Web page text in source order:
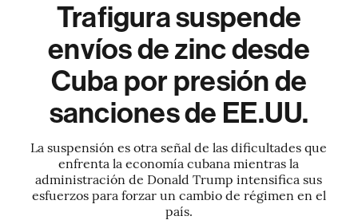
Trafigura suspende
envíos de zinc desde
Cuba por presión de
sanciones de EE.UU.
La suspensión es otra señal de las dificultades que
enfrenta la economía cubana mientras la
administración de Donald Trump intensifica sus
esfuerzos para forzar un cambio de régimen en el
país.